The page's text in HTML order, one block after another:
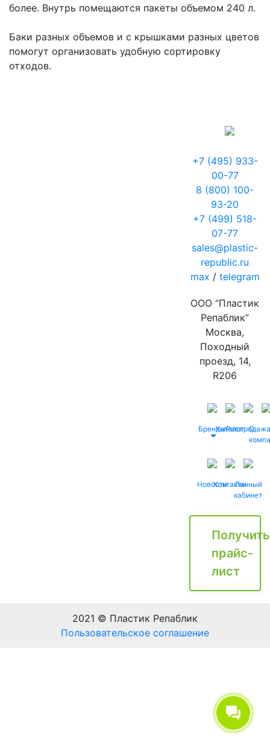
более. Внутрь помещаются пакеты объемом 240 л.
Баки разных объемов и с крышками разных цветов
помогут организовать удобную сортировку
отходов.
+7 (495) 933-
00-77
8 (800) 100-
93-20
+7 (499) 518-
07-77
sales@plastic-
republic.ru
max / telegram
ООО “Пластик
Репаблик”
Москва,
Походный
проезд, 14,
R206
БрендыКаталог
Распродажа
О
НовостиКонтактыЛичный
кабинет
Получить
прайс-
лист
2021 © Пластик Репаблик
Пользовательское соглашение